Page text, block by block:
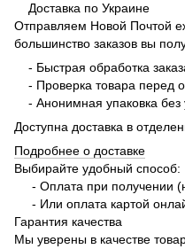
Доставка по Украине
Отправляем Новой Почтой
большинство заказов вы
- Быстрая обработка
- Проверка товара перед
- Анонимная упаковка без
Доступна доставка в
Подробнее о доставке
Выбирайте удобный способ:
- Оплата при получении
- Или оплата картой
Гарантия качества
Мы уверены в качестве